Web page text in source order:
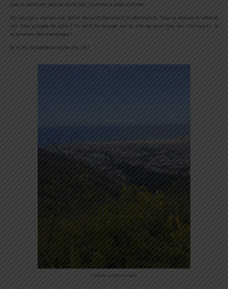
que je perds en descendant car j’avance à mon rythme.
En bas ça y est dernier point de contrôle avant la délivrance. Tout le monde m’attend
sur mon groupe de suivi ! Ils sont au taquet sur le site de suivi live, les chaines tv, à
m’envoyer des messages !
Je m’en rappellerai toute ma vie !
L’arrivée en ligne de mire